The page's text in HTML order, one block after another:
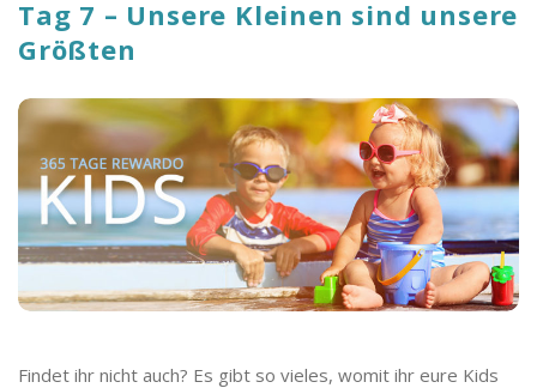
Tag 7 – Unsere Kleinen sind unsere
Größten
Findet ihr nicht auch? Es gibt so vieles, womit ihr eure Kids